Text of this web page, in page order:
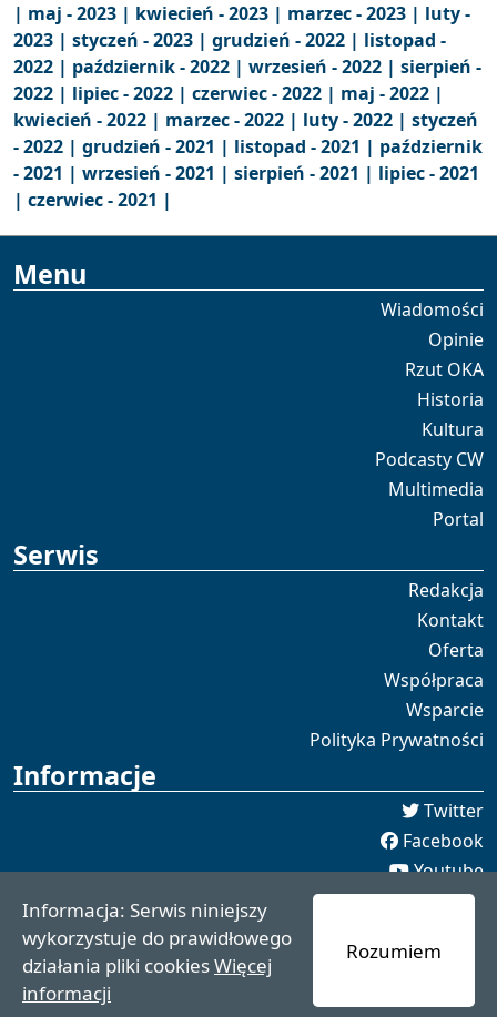
| maj - 2023 | kwiecień - 2023 | marzec - 2023 | luty -
2023 | styczeń - 2023 | grudzień - 2022 | listopad -
2022 | październik - 2022 | wrzesień - 2022 | sierpień -
2022 | lipiec - 2022 | czerwiec - 2022 | maj - 2022 |
kwiecień - 2022 | marzec - 2022 | luty - 2022 | styczeń
- 2022 | grudzień - 2021 | listopad - 2021 | październik
- 2021 | wrzesień - 2021 | sierpień - 2021 | lipiec - 2021
| czerwiec - 2021 |
Menu
Wiadomości
Opinie
Rzut OKA
Historia
Kultura
Podcasty CW
Multimedia
Portal
Serwis
Redakcja
Kontakt
Oferta
Współpraca
Wsparcie
Polityka Prywatności
Informacje
Twitter
Facebook
Youtube
Spotify
redakcja [[]] czaswschodni.pl
czaswschodni.pl 2021 - 2025
Informacja: Serwis niniejszy
wykorzystuje do prawidłowego
działania pliki cookiesWięcej
informacji
Rozumiem